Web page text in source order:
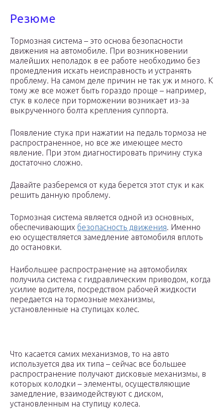
Резюме
Тормозная система – это основа безопасности
движения на автомобиле. При возникновении
малейших неполадок в ее работе необходимо без
промедления искать неисправность и устранять
проблему. На самом деле причин не так уж и много. К
тому же все может быть гораздо проще – например,
стук в колесе при торможении возникает из-за
выкрученного болта крепления суппорта.
Появление стука при нажатии на педаль тормоза не
распространенное, но все же имеющее место
явление. При этом диагностировать причину стука
достаточно сложно.
Давайте разберемся от куда берется этот стук и как
решить данную проблему.
Тормозная система является одной из основных,
обеспечивающих безопасность движения. Именно
ею осуществляется замедление автомобиля вплоть
до остановки.
Наибольшее распространение на автомобилях
получила система с гидравлическим приводом, когда
усилие водителя, посредством рабочей жидкости
передается на тормозные механизмы,
установленные на ступицах колес.
Что касается самих механизмов, то на авто
используется два их типа – сейчас все большее
распространение получают дисковые механизмы, в
которых колодки – элементы, осуществляющие
замедление, взаимодействуют с диском,
установленным на ступицу колеса.